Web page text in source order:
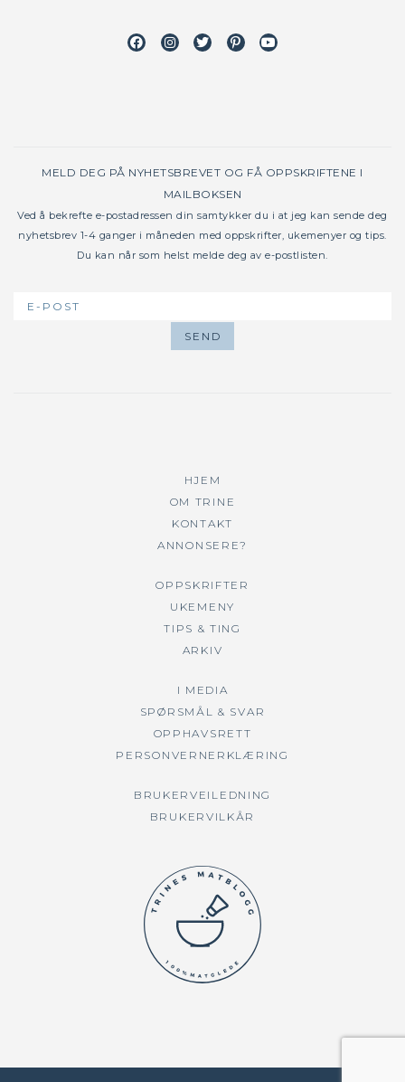
FacebookInstagram
TwitterPinterestYoutube
MELD DEG PÅ NYHETSBREVET OG FÅ OPPSKRIFTENE I
MAILBOKSEN
Ved å bekrefte e-postadressen din samtykker du i at jeg kan sende deg
nyhetsbrev 1-4 ganger i måneden med oppskrifter, ukemenyer og tips.
Du kan når som helst melde deg av e-postlisten.
HJEM
OM TRINE
KONTAKT
ANNONSERE?
OPPSKRIFTER
UKEMENY
TIPS & TING
ARKIV
I MEDIA
SPØRSMÅL & SVAR
OPPHAVSRETT
PERSONVERNERKLÆRING
BRUKERVEILEDNING
BRUKERVILKÅR